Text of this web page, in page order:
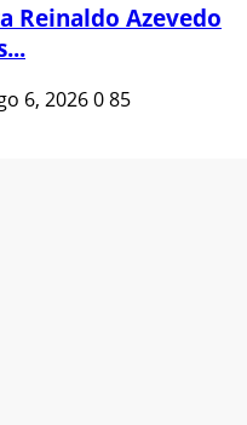
Reinaldo Azevedo
6, 2026085